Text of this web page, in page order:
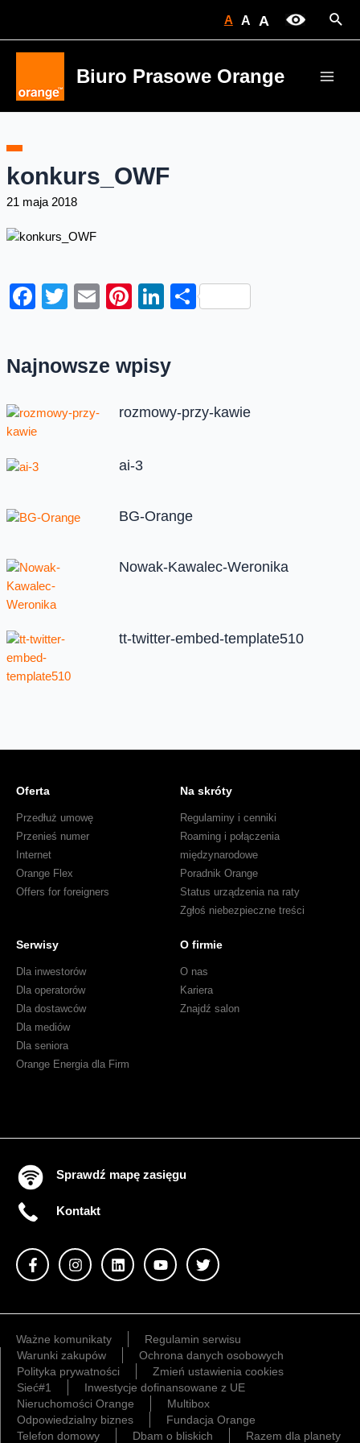
A A A
Biuro Prasowe Orange
konkurs_OWF
21 maja 2018
Facebook
Twitter
EmailPinterest
LinkedIn
Share
Najnowsze wpisy
rozmowy-przy-kawie
ai-3
BG-Orange
Nowak-Kawalec-Weronika
tt-twitter-embed-template510
Oferta
Przedłuż umowę
Przenieś numer
Internet
Orange Flex
Offers for foreigners
Na skróty
Regulaminy i cenniki
Roaming i połączenia
międzynarodowe
Poradnik Orange
Status urządzenia na raty
Zgłoś niebezpieczne treści
Serwisy
Dla inwestorów
Dla operatorów
Dla dostawców
Dla mediów
Dla seniora
Orange Energia dla Firm
O firmie
O nas
Kariera
Znajdź salon
Sprawdź mapę zasięgu
Kontakt
Ważne komunikaty
Regulamin serwisu
Warunki zakupów
Ochrona danych osobowych
Polityka prywatności
Zmień ustawienia cookies
Sieć#1
Inwestycje dofinansowane z UE
Nieruchomości Orange
Multibox
Odpowiedzialny biznes
Fundacja Orange
Telefon domowy
Dbam o bliskich Razem dla planety